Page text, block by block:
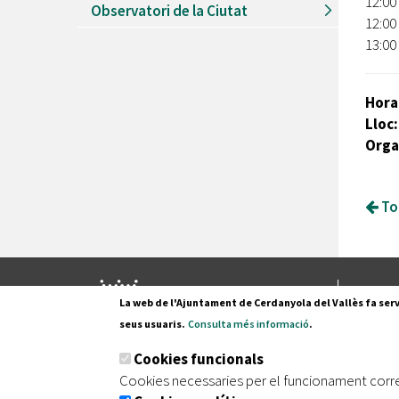
Observatori de la Ciutat
Lloc:
Pl.
La web de l'Ajuntament de Cerdanyola del Vallès fa
seus usuaris. Consulta més informació.
Cookies funcionals
Cookies necessaries per el funcionament